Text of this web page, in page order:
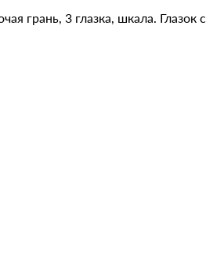
грань, 3 глазка, шкала. Глазок с